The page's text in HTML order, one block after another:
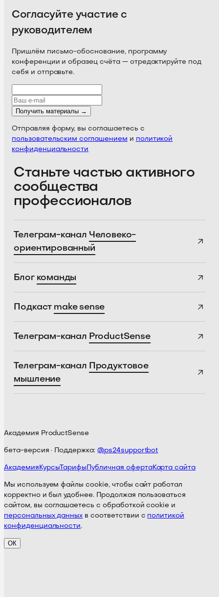
Согласуйте участие с
руководителем
Пришлём письмо-обоснование, программу
конференции и образец счёта — отредактируйте под
себя и отправьте.
Получить материалы →
Отправляя форму, вы соглашаетесь с
пользовательским соглашением и политикой
конфиденциальности
Станьте частью активного
сообщества
профессионалов
Телеграм-канал Человеко-
ориентированный
Блог команды
Подкаст make sense
Телеграм-канал ProductSense
Телеграм-канал Продуктовое
мышление
Академия ProductSense
бета-версия · Поддержка: @ps24supportbot
Академия КурсыТарифы Публичная офертаКарта сайта
Мы используем файлы cookie, чтобы сайт работал
корректно и был удобнее. Продолжая пользоваться
сайтом, вы соглашаетесь с обработкой cookie и
персональных данных в соответствии с политикой
конфиденциальности.
ОК